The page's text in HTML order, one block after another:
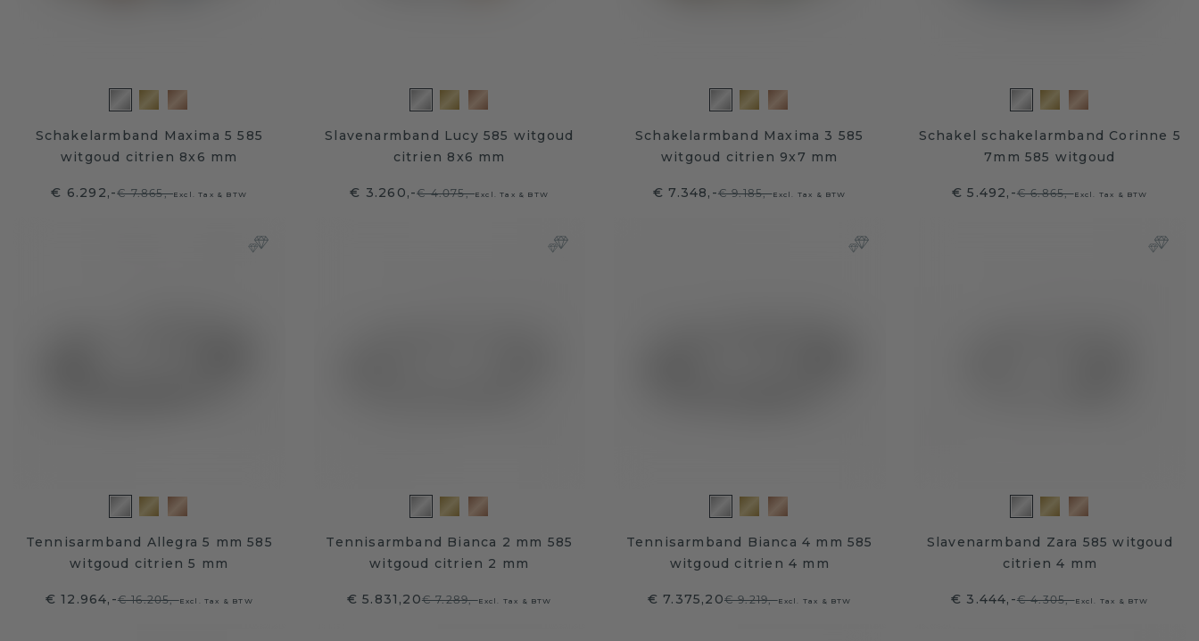
Schakelarmband Maxima 5 585
witgoud citrien 8x6 mm
€ 6.292,-€ 7.865,-Excl. Tax & BTW
Slavenarmband Lucy 585 witgoud
citrien 8x6 mm
€ 3.260,-€ 4.075,-Excl. Tax & BTW
Schakelarmband Maxima 3 585
witgoud citrien 9x7 mm
€ 7.348,-€ 9.185,-Excl. Tax & BTW
Schakel schakelarmband Corinne 5
7mm 585 witgoud
€ 5.492,-€ 6.865,-Excl. Tax & BTW
Tennisarmband Allegra 5 mm 585
witgoud citrien 5 mm
€ 12.964,-€ 16.205,-Excl. Tax & BTW
Tennisarmband Bianca 2 mm 585
witgoud citrien 2 mm
€ 5.831,20€ 7.289,-Excl. Tax & BTW
Tennisarmband Bianca 4 mm 585
witgoud citrien 4 mm
€ 7.375,20€ 9.219,-Excl. Tax & BTW
Slavenarmband Zara 585 witgoud
citrien 4 mm
€ 3.444,-€ 4.305,-Excl. Tax & BTW